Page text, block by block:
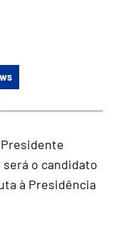
Presidente
será o candidato
à Presidência